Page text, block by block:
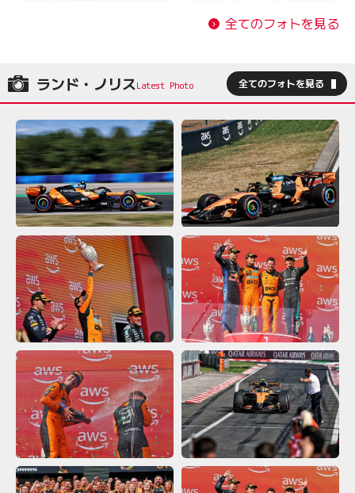
全てのフォトを見る
ランド・ノリス 全てのフォトを見る